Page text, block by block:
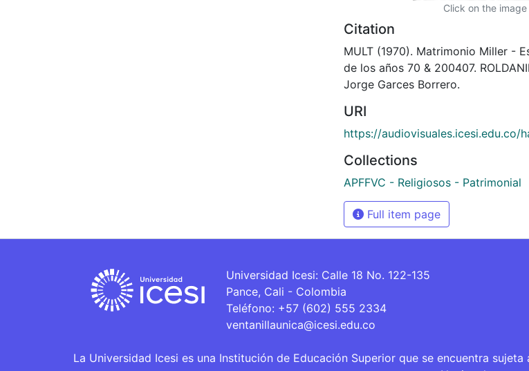
Click on the
Citation
MULT (1970). Matrimonio Miller -
de los años 70 & 200407.
Jorge Garces Borrero.
URI
https://audiovisuales.icesi.edu.co/
Collections
APFFVC - Religiosos - Patrimonial
Full item page
Universidad Icesi: Calle 18 No. 122-135
Pance, Cali - Colombia
Teléfono: +57 (602) 555 2334
ventanillaunica@icesi.edu.co
La Universidad Icesi es una Institución de Educación Superior que se encuentra